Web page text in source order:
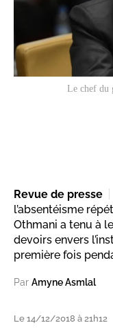
Le chef du
Revue de presse
l’absentéisme
Othmani a tenu à
devoirs envers
première fois
Par Amyne Asmlal
Le 14/12/2018 à 21h12